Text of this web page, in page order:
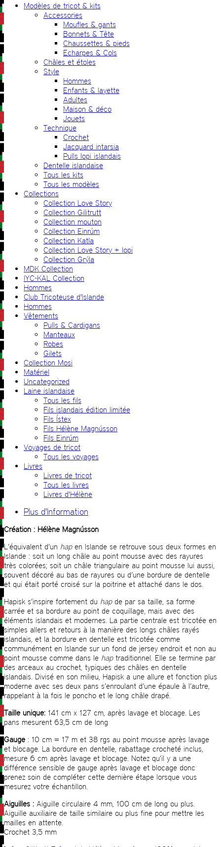
Modèles de tricot & kits
Accessories
Moufles & gants
Bonnets & Tête
Chaussettes & pieds
Echarpes & Cols
Châles et étoles
Style
Hommes
Enfants & layette
Adultes
Maison & déco
Jouets
Technique
Crochet
Jacquard intarsia
Pulls lopi islandais
Dentelle islandaise
Tous les kits
Tous les modèles
Collections
Collection Love Story
Collection Gilitrutt
Collection mouton
Collection Einrúm
Collection Katla
Collection Love Story + lopi
Collection Grýla
MDK Collection
IYC-KAL Collection
Hommes
Club Tricoteuse d'Islande
Hommes
Vêtements
Pulls & Cardigans
Manteaux
Robes
Gilets
Collection Mosi
Matériel
Uncategorized
Laine islandaise
Tous les fils
Fils islandais édition limitée
Fils Ístex
Fils Hélène Magnússon
Fils Einrúm
Voyages de tricot
Tous les voyages
Livres
Livres de tricot
Tous les livres
Livres d'Hélène
Plus d'Information
Création : Hélène Magnússon
L’équivalent d’un hapen Islande se retrouve sous deux formes en
Islande : soit un long châle au point mousse avec des rayures
très colorées; soit un châle triangulaire au point mousse lui aussi,
souvent décoré au bas de rayures ou d’une bordure de dentelle
et qui était porté croisé sur la poitrine et attaché dans le dos.
Hapisk s’inspire fortement du hapde par sa taille, sa forme
carrée et sa bordure au point de coquillage, mais avec des
éléments islandais et modernes. La partie centrale est tricotée en
simples allers et retours à la manière des longs châles rayés
islandais, et la bordure en dentelle est tricotée comme
communément en Islande sur un fond de jersey endroit et non au
point mousse comme dans le haptraditionnel. Elle se termine par
des arceaux au crochet, typiques des châles en dentelle
islandais. Divisé en son milieu, Hapisk a une allure et fonction plus
moderne avec ses deux pans s’enroulant d’une épaule à l’autre,
rappelant à la fois le poncho et le long châle drapé.
Taille unique: 141 cm x 127 cm, après lavage et blocage. Les
pans mesurent 63,5 cm de long
Gauge : 10 cm = 17 m et 38 rgs au point mousse après lavage
et blocage. La bordure en dentelle, rabattage crocheté inclus,
mesure 6 cm après lavage et blocage. Notez qu’il y a une
différence sensible de gauge après lavage et blocage donc
prenez soin de compléter cette dernière étape lorsque vous
mesurez votre échantillon.
Aiguilles : Aiguille circulaire 4 mm, 100 cm de long ou plus.
Aiguille auxiliaire de taille similaire ou plus fine pour mettre les
mailles en attente.
Crochet 3,5 mm